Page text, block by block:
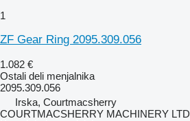
1
ZF Gear Ring 2095.309.056
1.082 €
Ostali deli menjalnika
2095.309.056
Irska, Courtmacsherry
COURTMACSHERRY MACHINERY LTD